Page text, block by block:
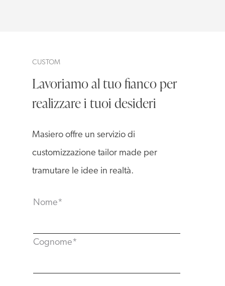
CUSTOM
Lavoriamo al tuo fianco per
realizzare i tuoi desideri
Masiero offre un servizio di
customizzazione tailor made per
tramutare le idee in realtà.
Nome*
Cognome*